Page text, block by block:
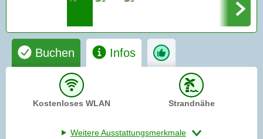
Buchen Infos
Kostenloses WLAN Strandnähe
Weitere Ausstattungsmerkmale